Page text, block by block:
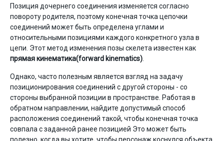
Позиция дочернего соединения изменяется согласно
повороту родителя, поэтому конечная точка цепочки
соединений может быть определена углами и
относительными позициями каждого конкретного узла в
цепи. Этот метод изменения позы скелета известен как
прямая кинематика(forward kinematics)
Однако, часто полезным является взгляд на задачу
позиционирования соединений с другой стороны - со
стороны выбранной позиции в пространстве. Работая в
обратном направлении, найдите допустимый способ
расположения соединений такой, чтобы конечная точка
совпала с заданной ранее позицией Это может быть